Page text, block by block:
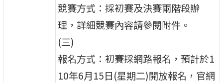
競賽方式：採初賽及決賽兩階段辦
理，詳細競賽內容請參閱附件。
(三)
報名方式：初賽採網路報名，預計於1
10年6月15日(星期二)開放報名，官網